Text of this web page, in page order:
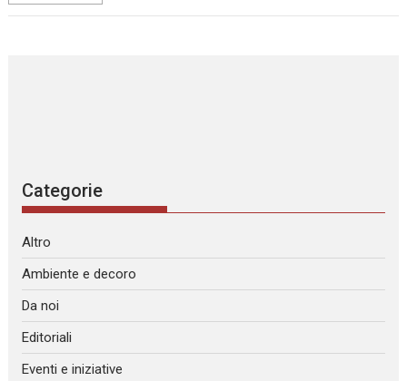
Categorie
Altro
Ambiente e decoro
Da noi
Editoriali
Eventi e iniziative